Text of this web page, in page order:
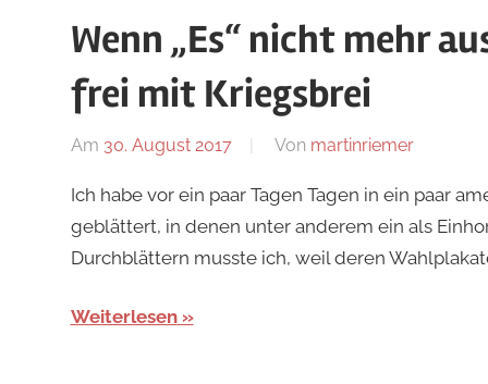
Wenn „Es“ nicht mehr
frei mit Kriegsbrei
Am 30. August 2017 Von martinriemerIn
Ich habe vor ein paar Tagen Tagen in ein paar
geblättert, in denen unter anderem ein als
Durchblättern musste ich, weil deren
Weiterlesen